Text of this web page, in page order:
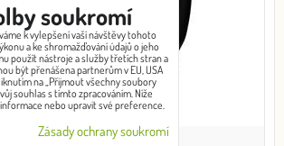
soukromí
k vylepšení vaší návštěvy tohoto
a ke shromažďování údajů o jeho
použít nástroje a služby třetích stran a
být přenášena partnerům v EU, USA
na „Přijmout všechny soubory
souhlas s tímto zpracováním. Níže
nebo upravit své preference.
Zásady ochrany soukromí